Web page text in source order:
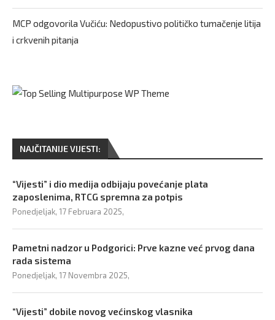
MCP odgovorila Vučiću: Nedopustivo političko tumačenje litija
i crkvenih pitanja
NAJČITANIJE VIJESTI:
“Vijesti” i dio medija odbijaju povećanje plata
zaposlenima, RTCG spremna za potpis
Ponedjeljak, 17 Februara 2025,
Pametni nadzor u Podgorici: Prve kazne već prvog dana
rada sistema
Ponedjeljak, 17 Novembra 2025,
“Vijesti” dobile novog većinskog vlasnika